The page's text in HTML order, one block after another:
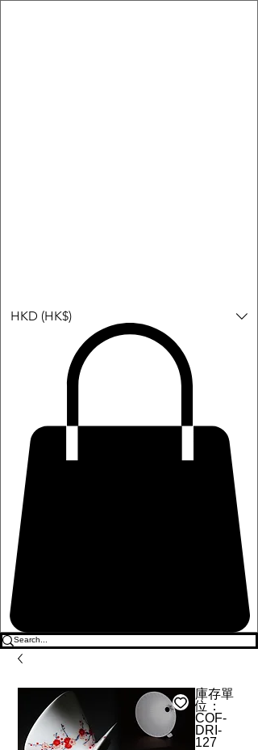
HKD (HK$)
庫存單
位：
COF-
DRI-
127